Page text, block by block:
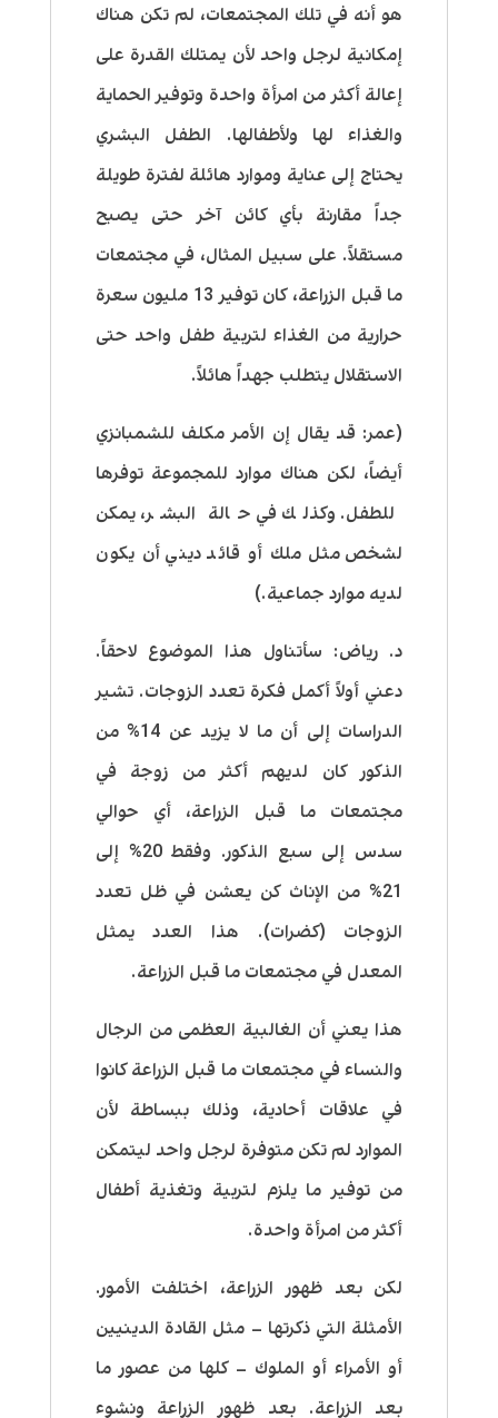
هو أنه في تلك المجتمعات، لم تكن هناك
إمكانية لرجل واحد لأن يمتلك القدرة على
إعالة أكثر من امرأة واحدة وتوفير الحماية
والغذاء لها ولأطفالها. الطفل البشري
يحتاج إلى عناية وموارد هائلة لفترة طويلة
جداً مقارنة بأي كائن آخر حتى يصبح
مستقلاً. على سبيل المثال، في مجتمعات
ما قبل الزراعة، كان توفير 13 مليون سعرة
حرارية من الغذاء لتربية طفل واحد حتى
الاستقلال يتطلب جهداً هائلاً.
(عمر: قد يقال إن الأمر مكلف للشمبانزي
أيضاً، لكن هناك موارد للمجموعة توفرها
للطفل. وكذلك في حالة البشر، يمكن
لشخص مثل ملك أو قائد ديني أن يكون
لديه موارد جماعية.)
د. رياض: سأتناول هذا الموضوع لاحقاً.
دعني أولاً أكمل فكرة تعدد الزوجات. تشير
الدراسات إلى أن ما لا يزيد عن 14% من
الذكور كان لديهم أكثر من زوجة في
مجتمعات ما قبل الزراعة، أي حوالي
سدس إلى سبع الذكور. وفقط 20% إلى
21% من الإناث كن يعشن في ظل تعدد
الزوجات (كضرات). هذا العدد يمثل
المعدل في مجتمعات ما قبل الزراعة.
هذا يعني أن الغالبية العظمى من الرجال
والنساء في مجتمعات ما قبل الزراعة كانوا
في علاقات أحادية، وذلك ببساطة لأن
الموارد لم تكن متوفرة لرجل واحد ليتمكن
من توفير ما يلزم لتربية وتغذية أطفال
أكثر من امرأة واحدة.
لكن بعد ظهور الزراعة، اختلفت الأمور.
الأمثلة التي ذكرتها – مثل القادة الدينيين
أو الأمراء أو الملوك – كلها من عصور ما
بعد الزراعة. بعد ظهور الزراعة ونشوء